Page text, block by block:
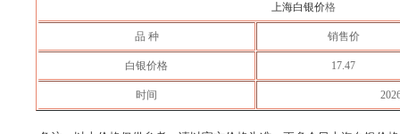
上海白银价格
品 种 销售价
白银价格 17.47
时间